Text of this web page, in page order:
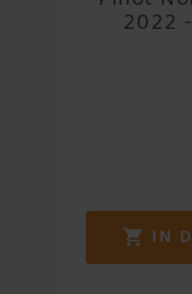
2022
 IN